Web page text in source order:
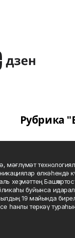
Рубрика
мәғлүмәт
өлкәһендә
хеҙмәттең
буйынса
19 майында
һанлы теркәү